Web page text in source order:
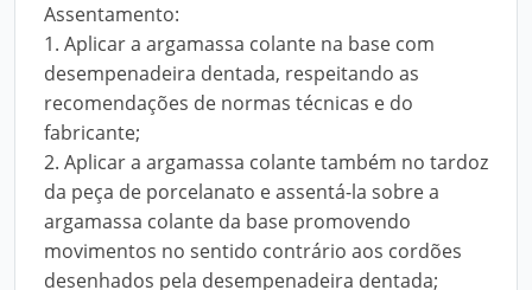
Assentamento:
1. Aplicar a argamassa colante na base com
desempenadeira dentada, respeitando as
recomendações de normas técnicas e do
fabricante;
2. Aplicar a argamassa colante também no tardoz
da peça de porcelanato e assentá-la sobre a
argamassa colante da base promovendo
movimentos no sentido contrário aos cordões
desenhados pela desempenadeira dentada;